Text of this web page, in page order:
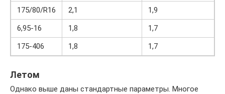
175/80/R16
2,1
1,9
6,95-16
1,8
1,7
175-406
1,8 1,7
Летом
Однако выше даны стандартные параметры. Многое